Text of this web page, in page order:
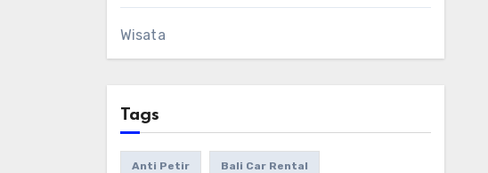
Wisata
Tags
Anti Petir Bali Car Rental